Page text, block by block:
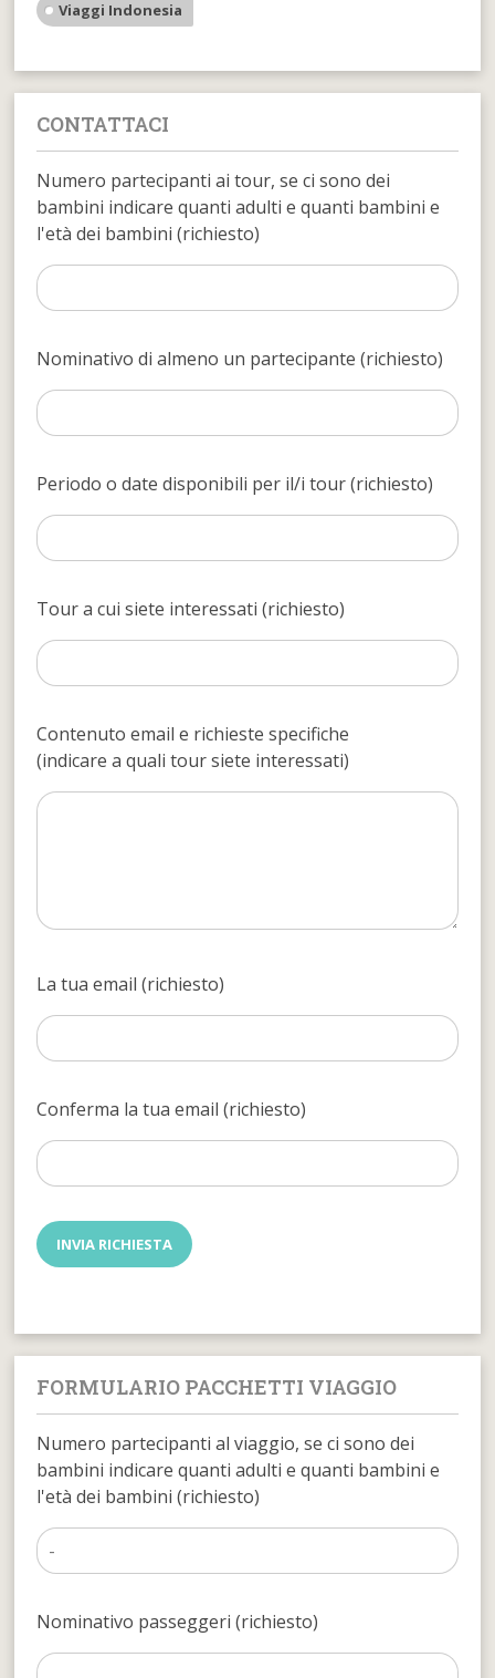
Viaggi Indonesia
CONTATTACI
Numero partecipanti ai tour, se ci sono dei
bambini indicare quanti adulti e quanti bambini e
l'età dei bambini (richiesto)
Nominativo di almeno un partecipante (richiesto)
Periodo o date disponibili per il/i tour (richiesto)
Tour a cui siete interessati (richiesto)
Contenuto email e richieste specifiche
(indicare a quali tour siete interessati)
La tua email (richiesto)
Conferma la tua email (richiesto)
FORMULARIO PACCHETTI VIAGGIO
Numero partecipanti al viaggio, se ci sono dei
bambini indicare quanti adulti e quanti bambini e
l'età dei bambini (richiesto)
Nominativo passeggeri (richiesto)